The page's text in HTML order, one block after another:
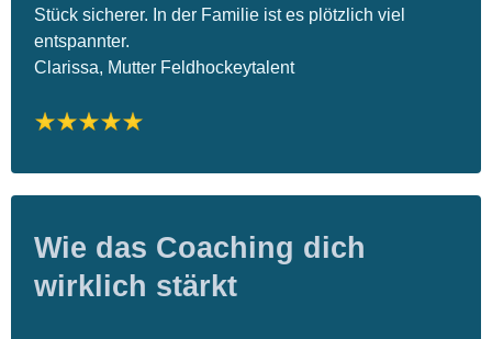
Stück sicherer. In der Familie ist es plötzlich viel
entspannter.
Clarissa, Mutter Feldhockeytalent
Wie das Coaching dich
wirklich stärkt